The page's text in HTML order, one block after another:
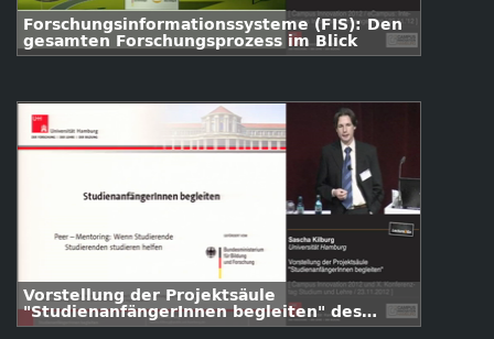
Forschungsinformationssysteme (FIS): Den
gesamten Forschungsprozess im Blick
Vorstellung der Projektsäule
"StudienanfängerInnen begleiten" des
Universitätskollegs